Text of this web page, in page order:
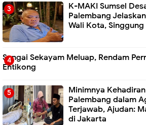
K-MAKI Sumsel
Palembang
Wali Kota,
Sungai Sekayam Meluap, Rendam
Entikong
Minimnya
Palembang dalam
Terjawab, Ajudan:
di Jakarta